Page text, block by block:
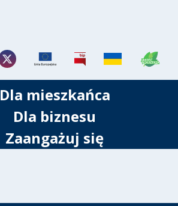
Dla mieszkańca
Dla biznesu
Zaangażuj się